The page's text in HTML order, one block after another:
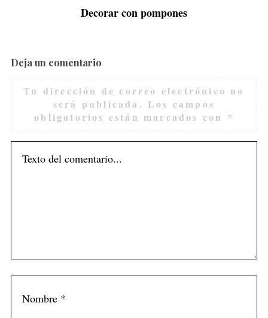
Decorar con pompones
Deja un comentario
Tu dirección de correo electrónico no
será publicada. Los campos
obligatorios están marcados con *